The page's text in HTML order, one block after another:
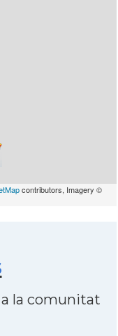
contributors, Imagery ©
la comunitat